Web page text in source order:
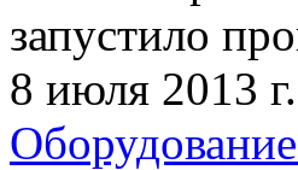
запустило
8 июля 2013 г.